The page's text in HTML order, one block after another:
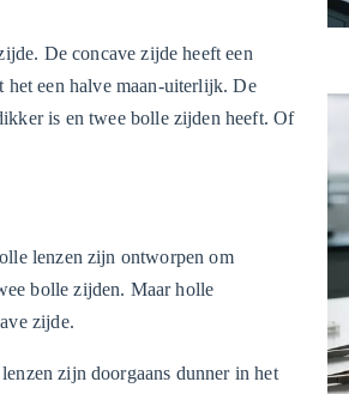
De concave zijde heeft een
het een halve maan-uiterlijk. De
is en twee bolle zijden heeft. Of
lenzen zijn ontworpen om
bolle zijden. Maar holle
zijde.
zijn doorgaans dunner in het